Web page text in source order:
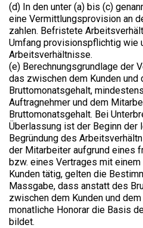
(d) In den unter (a) bis (c)
eine Vermittlungsprovision an
zahlen. Befristete
Umfang provisionspflichtig wie
Arbeitsverhältnisse.
(e) Berechnungsgrundlage der
das zwischen dem Kunden
Bruttomonatsgehalt,
Auftragnehmer und dem
Bruttomonatsgehalt. Bei
Überlassung ist der Beginn der
Begründung des
der Mitarbeiter aufgrund eines
bzw. eines Vertrages mit
Kunden tätig, gelten die
Massgabe, dass anstatt des
zwischen dem Kunden und
monatliche Honorar die Basis
bildet.